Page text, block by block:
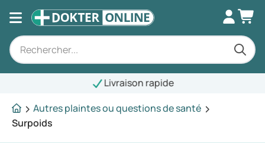
Livraison rapide
Autres plaintes ou questions de santé
Surpoids